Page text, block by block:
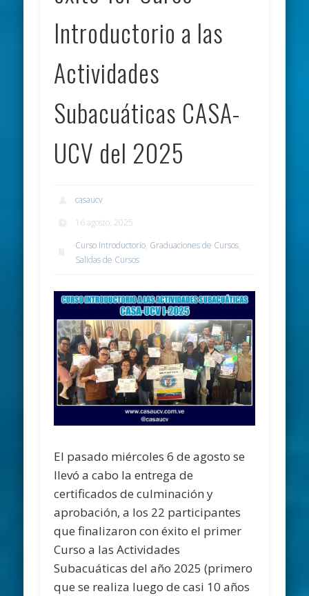
Introductorio a las
Actividades
Subacuáticas CASA-
UCV del 2025
casaucv
16 agosto, 2025
Curso Introductorio, Graduaciones de Cursos,
Salidas de Cursos
El pasado miércoles 6 de agosto se
llevó a cabo la entrega de
certificados de culminación y
aprobación, a los 22 participantes
que finalizaron con éxito el primer
Curso a las Actividades
Subacuáticas del año 2025 (primero
que se realiza luego de casi 10 años